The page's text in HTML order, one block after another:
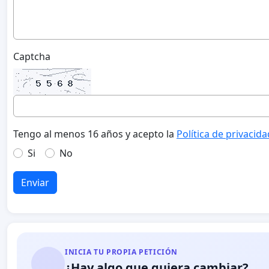
Captcha
Tengo al menos 16 años y acepto la Política de
Si
No
Enviar
INICIA TU PROPIA PETICIÓN